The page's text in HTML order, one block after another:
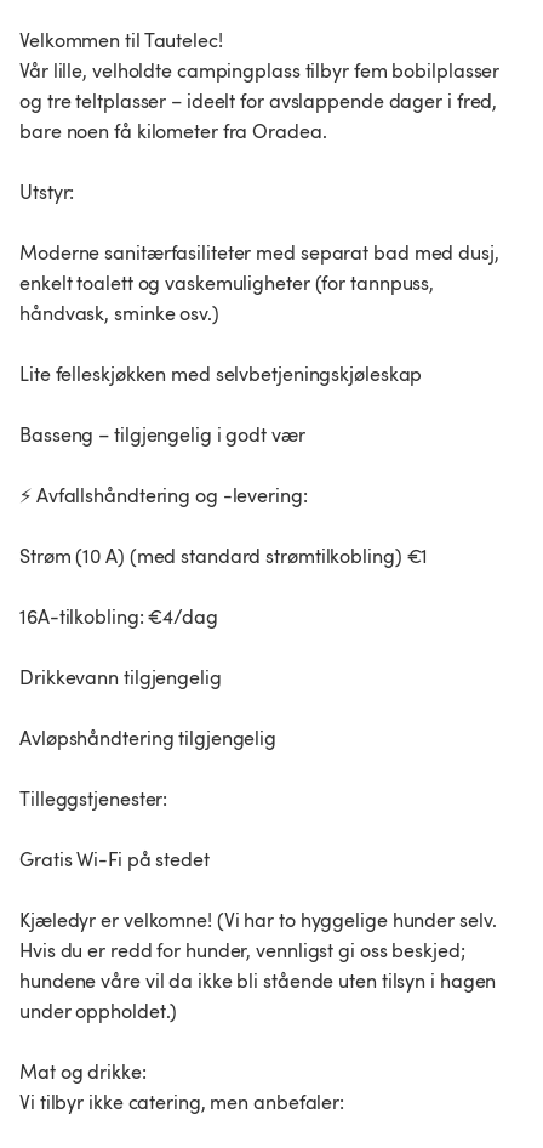
Velkommen til Tautelec!
Vår lille, velholdte campingplass tilbyr fem bobilplasser
og tre teltplasser – ideelt for avslappende dager i fred,
bare noen få kilometer fra Oradea.
Utstyr:
Moderne sanitærfasiliteter med separat bad med dusj,
enkelt toalett og vaskemuligheter (for tannpuss,
håndvask, sminke osv.)
Lite felleskjøkken med selvbetjeningskjøleskap
Basseng – tilgjengelig i godt vær
⚡️ Avfallshåndtering og -levering:
Strøm (10 A) (med standard strømtilkobling) €1
16A-tilkobling: €4/dag
Drikkevann tilgjengelig
Avløpshåndtering tilgjengelig
Tilleggstjenester:
Gratis Wi-Fi på stedet
Kjæledyr er velkomne! (Vi har to hyggelige hunder selv.
Hvis du er redd for hunder, vennligst gi oss beskjed;
hundene våre vil da ikke bli stående uten tilsyn i hagen
under oppholdet.)
Mat og drikke:
Vi tilbyr ikke catering, men anbefaler: